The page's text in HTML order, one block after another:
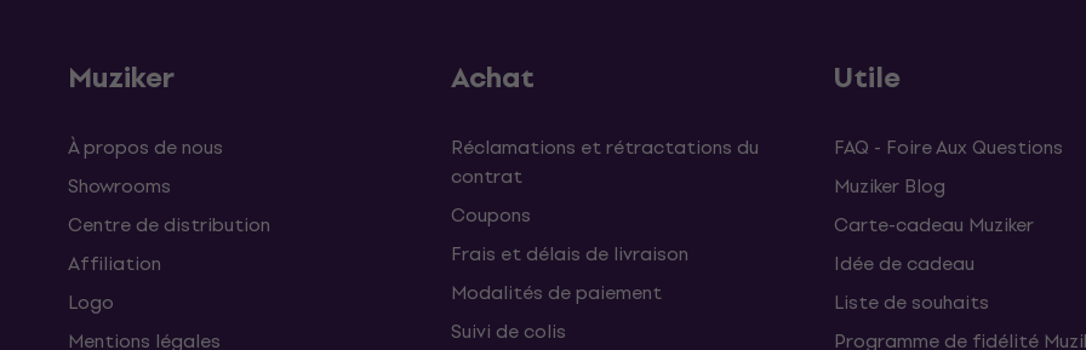
Muziker
À propos de nous
Showrooms
Centre de distribution
Affiliation
Logo
Mentions légales
Achat
Réclamations et rétractations du
contrat
Coupons
Frais et délais de livraison
Modalités de paiement
Suivi de colis
Utile
FAQ - Foire Aux Questions
Muziker Blog
Carte-cadeau Muziker
Idée de cadeau
Liste de souhaits
Programme de fidélité